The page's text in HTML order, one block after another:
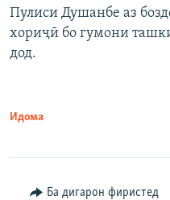
Пулиси Душанбе аз
хориҷӣ бо гумони
дод.
Идома
Ба дигарон фиристед